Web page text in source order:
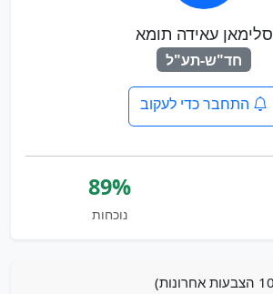
סלימאן עאידה תומא
חד"ש-תע"ל
התחבר כדי לעקוב
89%
נוכחות